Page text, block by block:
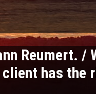
Reumert. /
has the